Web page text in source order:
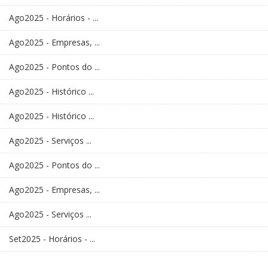
Ago2025 - Horários - ...
Ago2025 - Empresas, ...
Ago2025 - Pontos do ...
Ago2025 - Histórico ...
Ago2025 - Histórico ...
Ago2025 - Serviços ...
Ago2025 - Pontos do ...
Ago2025 - Empresas, ...
Ago2025 - Serviços ...
Set2025 - Horários - ...